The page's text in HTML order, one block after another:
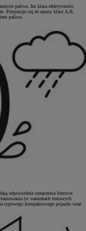
paliwa. Im klasa efektywności
Przyjmuje się że opony klasy A,B,
paliwa.
odpowiednie oznaczenia literowe.
(w warunkach testowych
typowego kompaktowego pojazdu wraz